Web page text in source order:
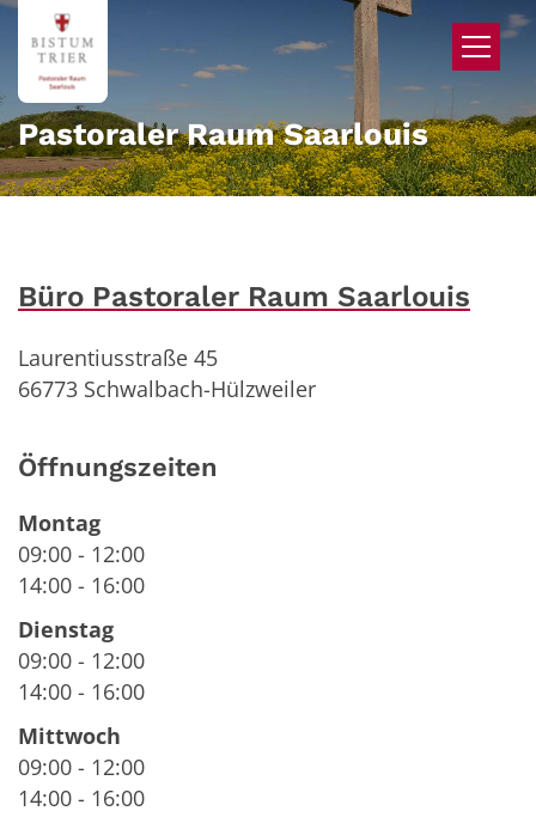
Zum Inhalt springen
Pastoraler Raum Saarlouis
Büro Pastoraler Raum Saarlouis
Laurentiusstraße 45
66773 Schwalbach-Hülzweiler
Öffnungszeiten
Montag
09:00 - 12:00
14:00 - 16:00
Dienstag
09:00 - 12:00
14:00 - 16:00
Mittwoch
09:00 - 12:00
14:00 - 16:00